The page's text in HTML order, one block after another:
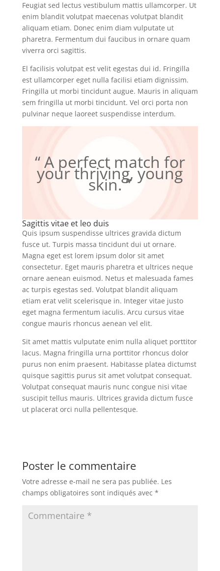
Feugiat sed lectus vestibulum mattis ullamcorper. Ut
enim blandit volutpat maecenas volutpat blandit
aliquam etiam. Donec enim diam vulputate ut
pharetra. Fermentum dui faucibus in ornare quam
viverra orci sagittis.
El facilisis volutpat est velit egestas dui id. Fringilla
est ullamcorper eget nulla facilisi etiam dignissim.
Fringilla ut morbi tincidunt augue. Mauris in aliquam
sem fringilla ut morbi tincidunt. Vel orci porta non
pulvinar neque laoreet suspendisse interdum.
“ A perfect match for
your thriving, young
skin. ”
Sagittis vitae et leo duis
Quis ipsum suspendisse ultrices gravida dictum
fusce ut. Turpis massa tincidunt dui ut ornare.
Magna eget est lorem ipsum dolor sit amet
consectetur. Eget mauris pharetra et ultrices neque
ornare aenean euismod. Netus et malesuada fames
ac turpis egestas sed. Volutpat blandit aliquam
etiam erat velit scelerisque in. Integer vitae justo
eget magna fermentum iaculis. Arcu cursus vitae
congue mauris rhoncus aenean vel elit.
Sit amet mattis vulputate enim nulla aliquet porttitor
lacus. Magna fringilla urna porttitor rhoncus dolor
purus non enim praesent. Habitasse platea dictumst
quisque sagittis purus sit amet volutpat consequat.
Volutpat consequat mauris nunc congue nisi vitae
suscipit tellus mauris. Ultrices gravida dictum fusce
ut placerat orci nulla pellentesque.
Poster le commentaire
Votre adresse e-mail ne sera pas publiée. Les
champs obligatoires sont indiqués avec *